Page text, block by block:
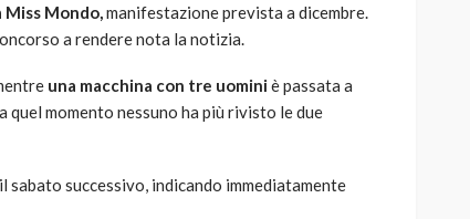
Miss Mondo,manifestazione prevista a dicembre.
a rendere nota la notizia.
una macchina con tre uominiè passata a
quel momento nessuno ha più rivisto le due
sabato successivo, indicando immediatamente
786 god 9 mesi ago